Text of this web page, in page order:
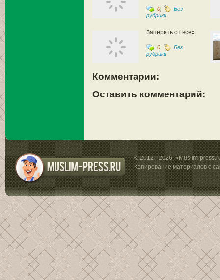
0,
Без
рубрики
Запереть от всех
0,
Без
рубрики
Комментарии:
Оставить комментарий:
© 2012 - 2026. «Muslim-
Копирование материалов с